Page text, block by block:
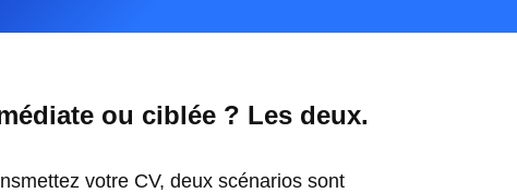
ou ciblée ? Les deux.
votre CV, deux scénarios sont